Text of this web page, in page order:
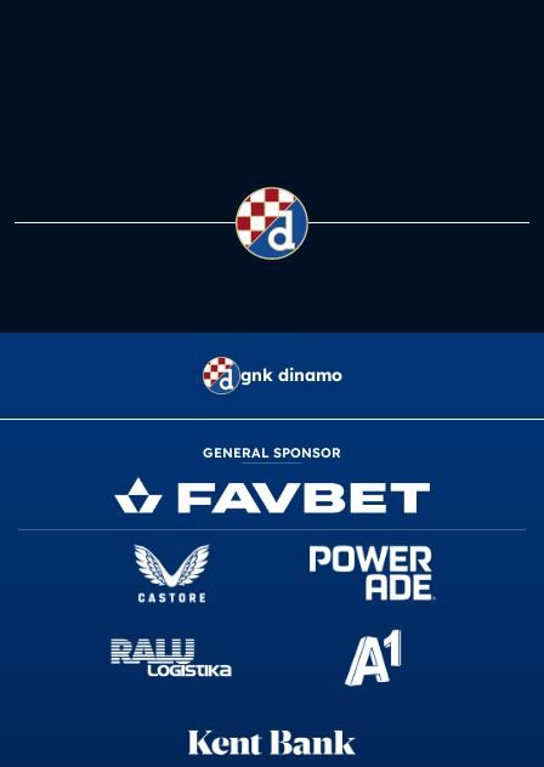
gnk dinamo
GENERAL SPONSOR